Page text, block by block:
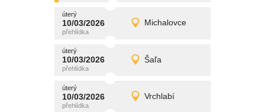
úterý
10/03/2026 Michalovce
úterý
10/03/2026 Detail
promítání
úterý
10/03/2026 Šaľa
úterý
10/03/2026 Detail
promítání
úterý
10/03/2026 Vrchlabí
úterý
10/03/2026 Detail
promítání